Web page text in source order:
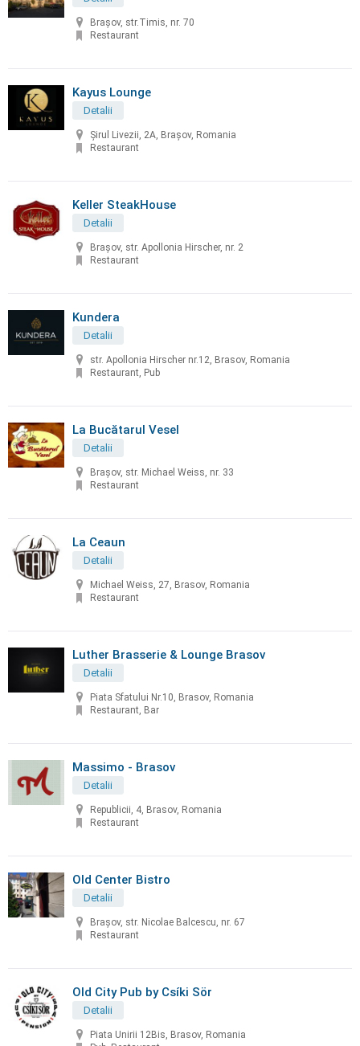
Brașov, str.Timis, nr. 70
Restaurant
Kayus Lounge
Detalii
Șirul Livezii, 2A, Brașov, Romania
Restaurant
Keller SteakHouse
Detalii
Brașov, str. Apollonia Hirscher, nr. 2
Restaurant
Kundera
Detalii
str. Apollonia Hirscher nr.12, Brasov, Romania
Restaurant, Pub
La Bucătarul Vesel
Detalii
Braşov, str. Michael Weiss, nr. 33
Restaurant
La Ceaun
Detalii
Michael Weiss, 27, Brasov, Romania
Restaurant
Luther Brasserie & Lounge Brasov
Detalii
Piata Sfatului Nr.10, Brasov, Romania
Restaurant, Bar
Massimo - Brasov
Detalii
Republicii, 4, Brasov, Romania
Restaurant
Old Center Bistro
Detalii
Brașov, str. Nicolae Balcescu, nr. 67
Restaurant
Old City Pub by Csíki Sör
Detalii
Piata Unirii 12Bis, Brasov, Romania